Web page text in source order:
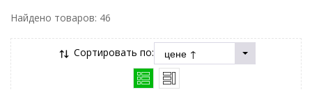
Найдено товаров: 46
Сортировать по: